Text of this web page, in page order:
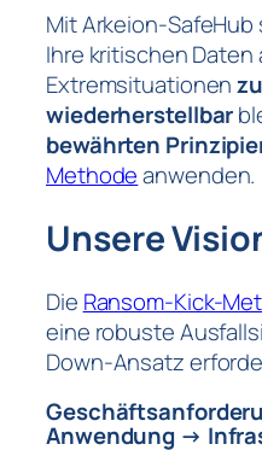
Mit Arkeion-
Ihre kritischen Daten
Extremsituationen
wiederherstellbar
bewährten
Methodeanwenden.
Unsere
Die Ransom-Kick-
eine robuste
Down-Ansatz
Anwendung →